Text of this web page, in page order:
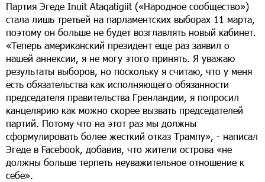
Партия Эгеде Inuit Ataqatigiit («Народное сообщество»)
стала лишь третьей на парламентских выборах 11 марта,
поэтому он больше не будет возглавлять новый кабинет.
«Теперь американский президент еще раз заявил о
нашей аннексии, я не могу этого принять. Я уважаю
результаты выборов, но поскольку я считаю, что у меня
есть обязательства как исполняющего обязанности
председателя правительства Гренландии, я попросил
канцелярию как можно скорее вызвать председателей
партий. Потому что на этот раз мы должны
сформулировать более жесткий отказ Трампу», - написал
Эгеде в Facebook, добавив, что жители острова «не
должны больше терпеть неуважительное отношение к
себе».